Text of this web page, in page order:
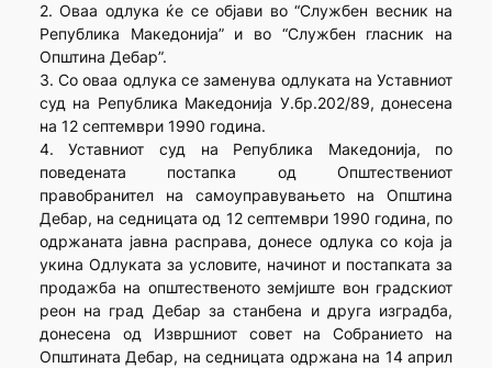
2. Оваа одлука ќе се објави во “Службен весник на
Република Македонија” и во “Службен гласник на
Општина Дебар”.
3. Со оваа одлука се заменува одлуката на Уставниот
суд на Република Македонија У.бр.202/89, донесена
на 12 септември 1990 година.
4. Уставниот суд на Република Македонија, по
поведената постапка од Општествениот
правобранител на самоуправувањето на Општина
Дебар, на седницата од 12 септември 1990 година, по
одржаната јавна расправа, донесе одлука со која ја
укина Одлуката за условите, начинот и постапката за
продажба на општественото земјиште вон градскиот
реон на град Дебар за станбена и друга изградба,
донесена од Извршниот совет на Собранието на
Општината Дебар, на седницата одржана на 14 април